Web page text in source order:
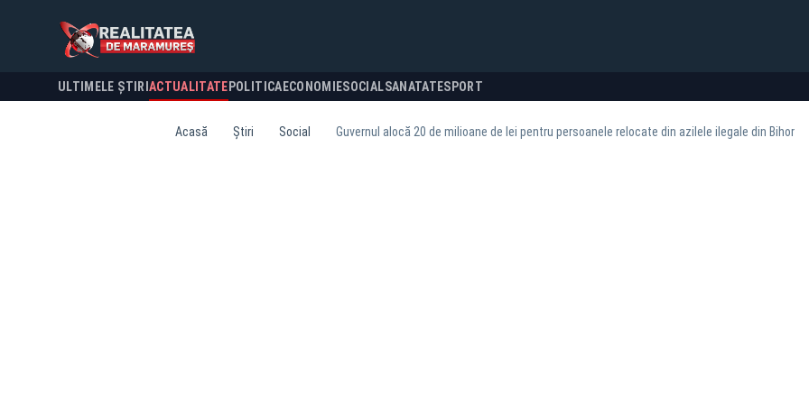
ULTIMELE ȘTIRI ACTUALITATE POLITICA ECONOMIESOCIALSANATATESPORT
Acasă Știri Social Guvernul alocă 20 de milioane de lei pentru persoanele relocate din azilele ilegale din Bihor